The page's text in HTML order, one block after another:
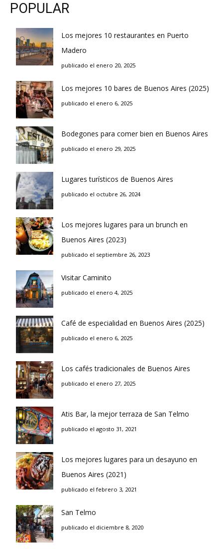
POPULAR
Los mejores 10 restaurantes en Puerto
Madero
publicado el enero 20, 2025
Los mejores 10 bares de Buenos Aires (2025)
publicado el enero 6, 2025
Bodegones para comer bien en Buenos Aires
publicado el enero 29, 2025
Lugares turísticos de Buenos Aires
publicado el octubre 26, 2024
Los mejores lugares para un brunch en
Buenos Aires (2023)
publicado el septiembre 26, 2023
Visitar Caminito
publicado el enero 4, 2025
Café de especialidad en Buenos Aires (2025)
publicado el enero 6, 2025
Los cafés tradicionales de Buenos Aires
publicado el enero 27, 2025
Atis Bar, la mejor terraza de San Telmo
publicado el agosto 31, 2021
Los mejores lugares para un desayuno en
Buenos Aires (2021)
publicado el febrero 3, 2021
San Telmo
publicado el diciembre 8, 2020